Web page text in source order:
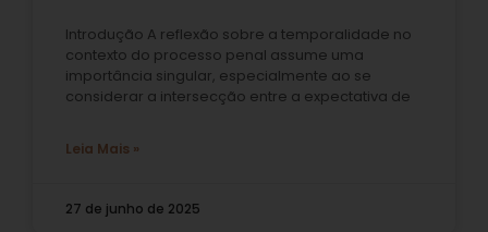
Introdução A reflexão sobre a temporalidade no
contexto do processo penal assume uma
importância singular, especialmente ao se
considerar a intersecção entre a expectativa de
Leia Mais »
27 de junho de 2025